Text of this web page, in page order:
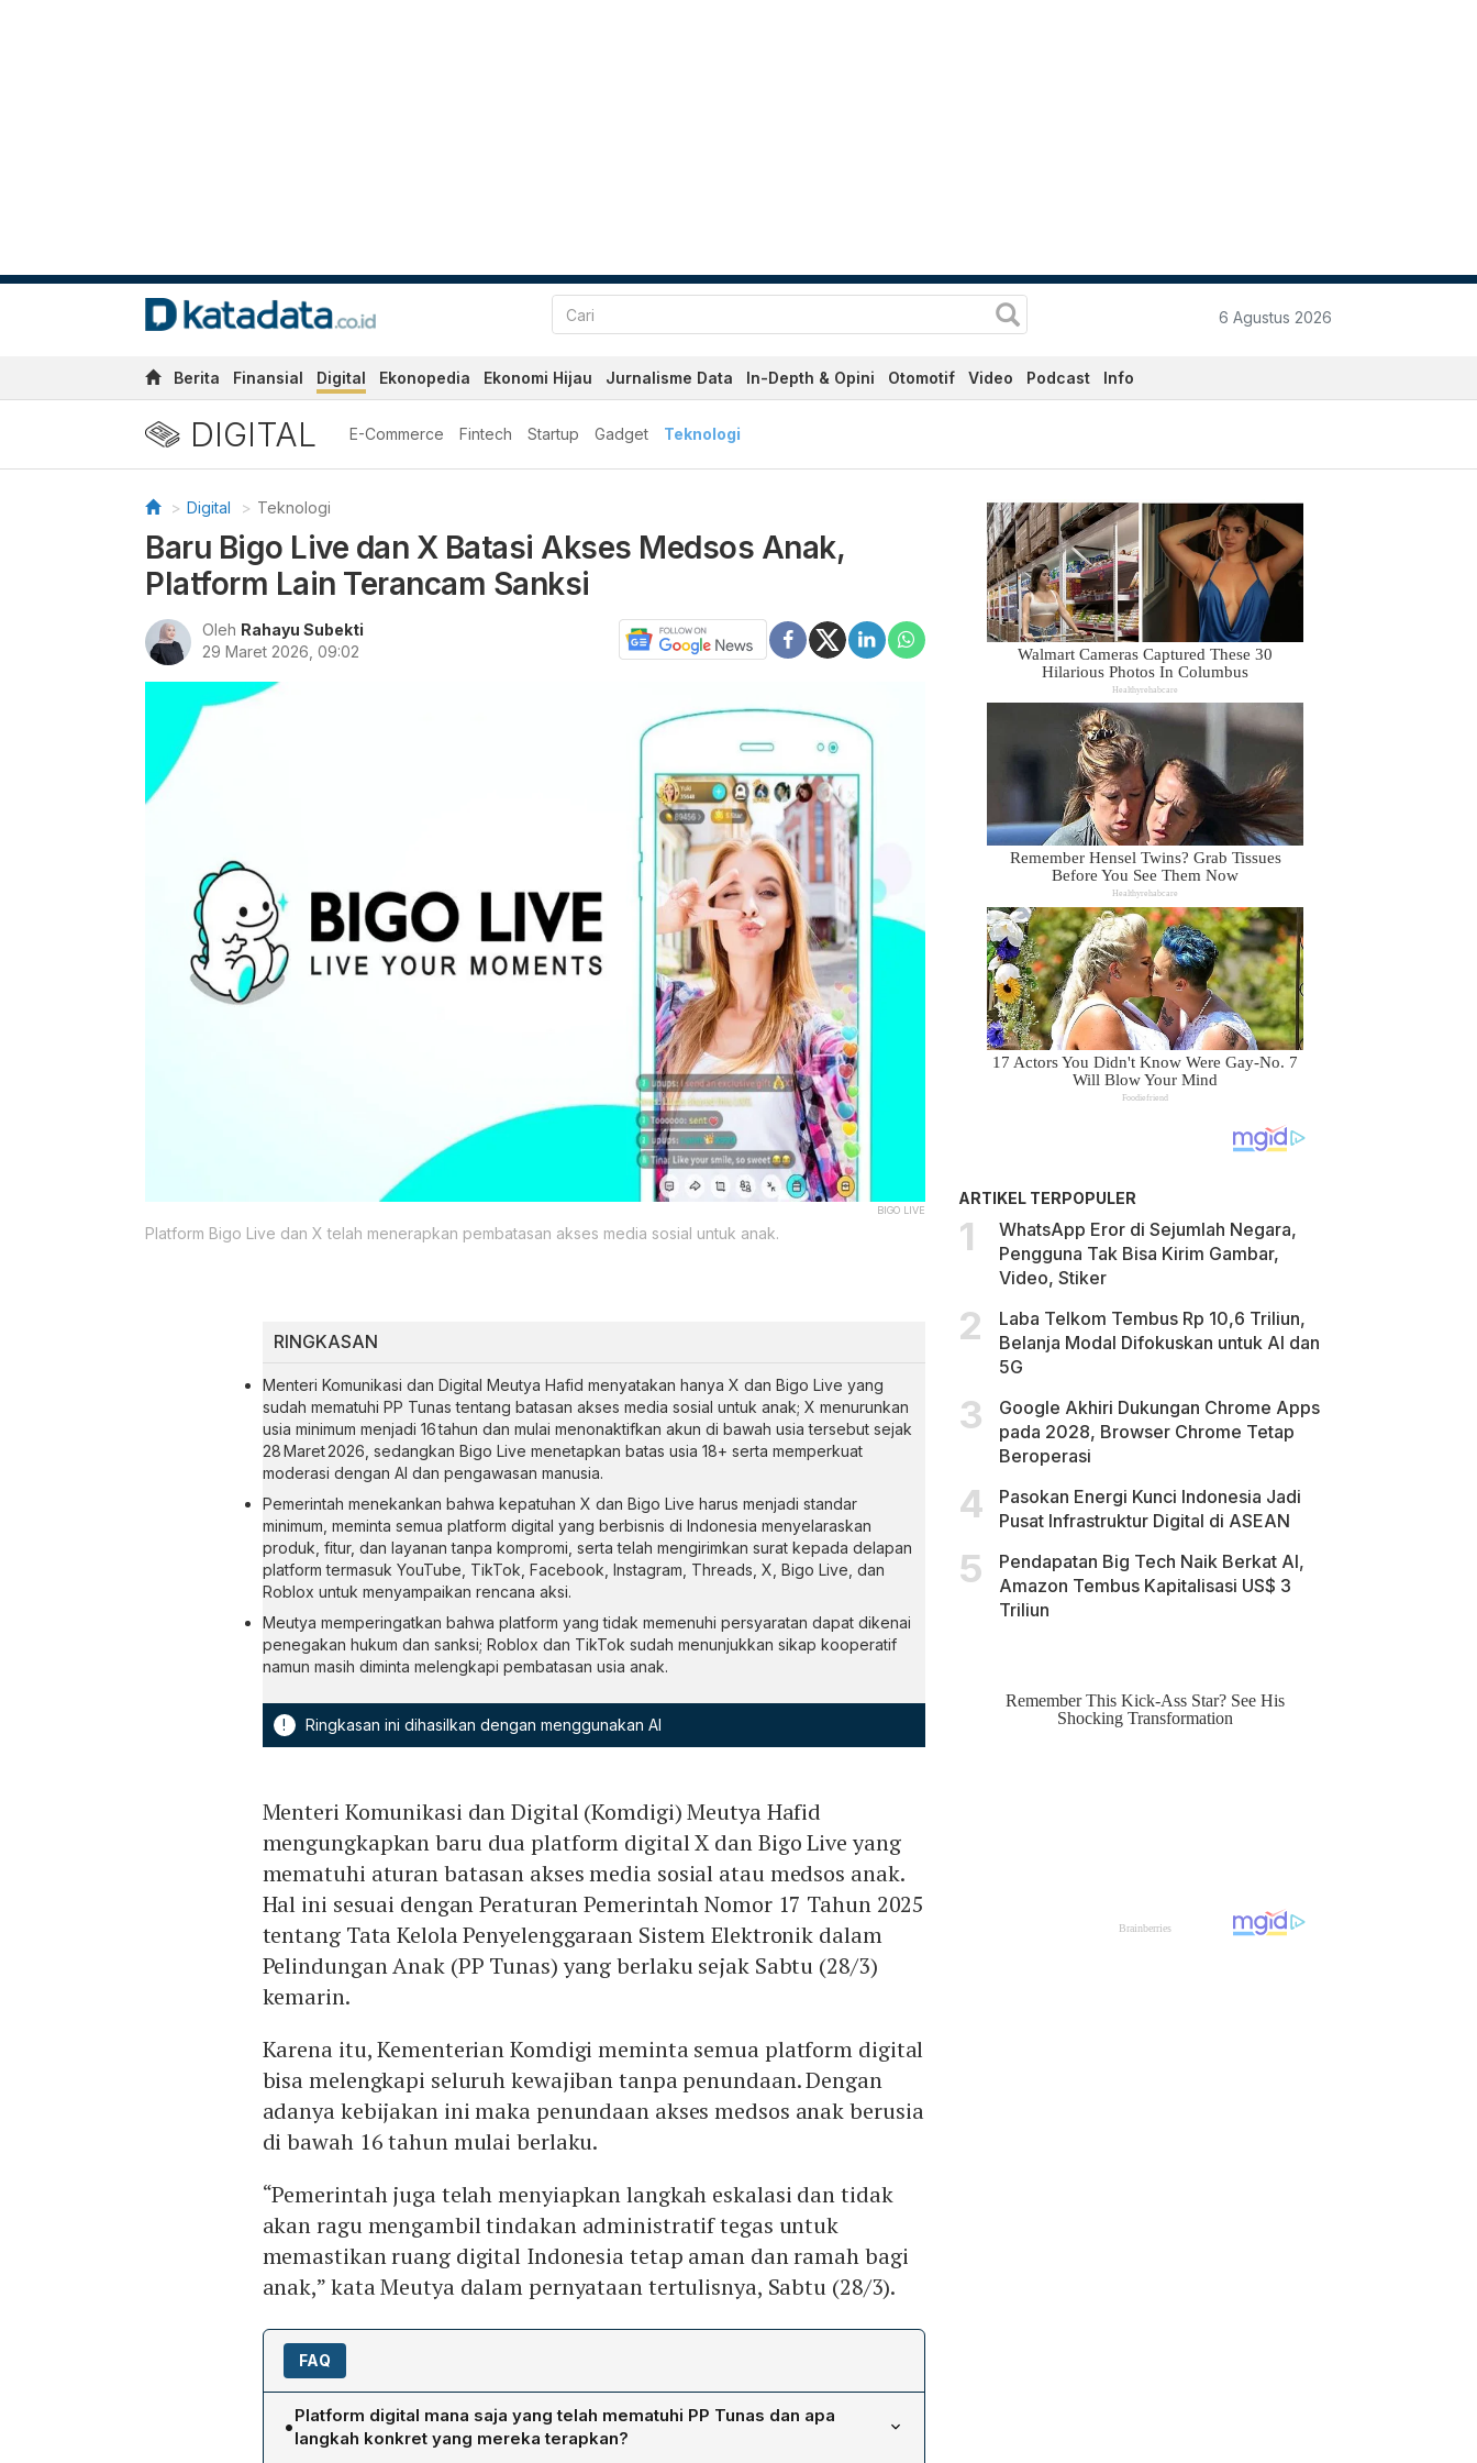
6 Agustus 2026
Berita Finansial Digital Ekonopedia Ekonomi Hijau Jurnalisme Data In-Depth & Opini Otomotif Video Podcast Info
DIGITAL E-Commerce Fintech Startup Gadget Teknologi
Digital Teknologi
Baru Bigo Live dan X Batasi Akses Medsos Anak,
Platform Lain Terancam Sanksi
Oleh Rahayu Subekti
29 Maret 2026, 09:02
BIGO LIVE
Platform Bigo Live dan X telah menerapkan pembatasan akses media sosial untuk anak.
RINGKASAN
Menteri Komunikasi dan Digital Meutya Hafid menyatakan hanya X dan Bigo Live yang
sudah mematuhi PP Tunas tentang batasan akses media sosial untuk anak; X menurunkan
usia minimum menjadi 16 tahun dan mulai menonaktifkan akun di bawah usia tersebut sejak
28 Maret 2026, sedangkan Bigo Live menetapkan batas usia 18+ serta memperkuat
moderasi dengan AI dan pengawasan manusia.
Pemerintah menekankan bahwa kepatuhan X dan Bigo Live harus menjadi standar
minimum, meminta semua platform digital yang berbisnis di Indonesia menyelaraskan
produk, fitur, dan layanan tanpa kompromi, serta telah mengirimkan surat kepada delapan
platform termasuk YouTube, TikTok, Facebook, Instagram, Threads, X, Bigo Live, dan
Roblox untuk menyampaikan rencana aksi.
Meutya memperingatkan bahwa platform yang tidak memenuhi persyaratan dapat dikenai
penegakan hukum dan sanksi; Roblox dan TikTok sudah menunjukkan sikap kooperatif
namun masih diminta melengkapi pembatasan usia anak.
! Ringkasan ini dihasilkan dengan menggunakan AI
Menteri Komunikasi dan Digital (Komdigi) Meutya Hafid
mengungkapkan baru dua platform digital X dan Bigo Live yang
mematuhi aturan batasan akses media sosial atau medsos anak.
Hal ini sesuai dengan Peraturan Pemerintah Nomor 17 Tahun 2025
tentang Tata Kelola Penyelenggaraan Sistem Elektronik dalam
Pelindungan Anak (PP Tunas) yang berlaku sejak Sabtu (28/3)
kemarin.
Karena itu, Kementerian Komdigi meminta semua platform digital
bisa melengkapi seluruh kewajiban tanpa penundaan. Dengan
adanya kebijakan ini maka penundaan akses medsos anak berusia
di bawah 16 tahun mulai berlaku.
“Pemerintah juga telah menyiapkan langkah eskalasi dan tidak
akan ragu mengambil tindakan administratif tegas untuk
memastikan ruang digital Indonesia tetap aman dan ramah bagi
anak,” kata Meutya dalam pernyataan tertulisnya, Sabtu (28/3).
FAQ
•Platform digital mana saja yang telah mematuhi PP Tunas dan apa
langkah konkret yang mereka terapkan?
ARTIKEL TERPOPULER
WhatsApp Eror di Sejumlah Negara,
Pengguna Tak Bisa Kirim Gambar,
Video, Stiker
Laba Telkom Tembus Rp 10,6 Triliun,
Belanja Modal Difokuskan untuk AI dan
5G
Google Akhiri Dukungan Chrome Apps
pada 2028, Browser Chrome Tetap
Beroperasi
Pasokan Energi Kunci Indonesia Jadi
Pusat Infrastruktur Digital di ASEAN
Pendapatan Big Tech Naik Berkat AI,
Amazon Tembus Kapitalisasi US$ 3
Triliun